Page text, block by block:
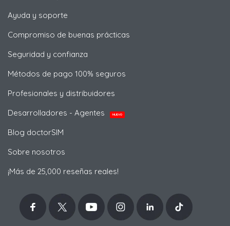
Ayuda y soporte
Compromiso de buenas prácticas
Seguridad y confianza
Métodos de pago 100% seguros
Profesionales y distribuidores
Desarrolladores - Agentes
NUEVO
Blog doctorSIM
Sobre nosotros
¡Más de 25,000 reseñas reales!